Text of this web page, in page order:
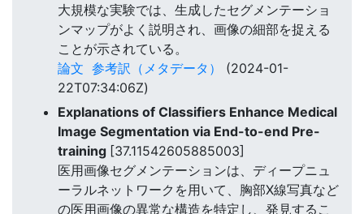
大規模な実験では、生成したセグメンテーショ
ンマップがよく説明され、画像の細部を捉える
ことが示されている。
論文 参考訳（メタデータ）
(2024-01-
22T07:34:06Z)
Explanations of Classifiers Enhance Medical
Image Segmentation via End-to-end Pre-
training [37.11542605885003]
医用画像セグメンテーションは、ディープニュ
ーラルネットワークを用いて、胸部X線写真など
の医用画像の異常な構造を特定し、発見するこ